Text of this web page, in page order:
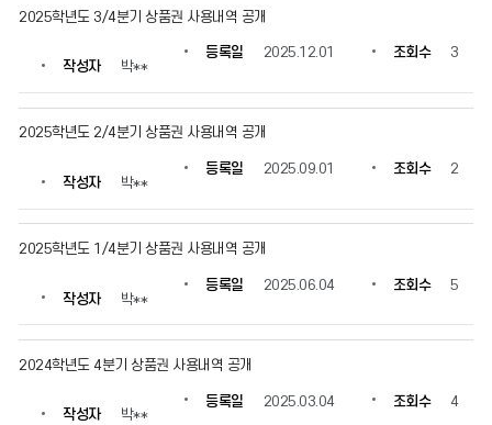
역
작
자,
조
회
2025학년도 3/4분기 상품권 사용내역 공개
작성자 박**
등록일 2025.12.01 조회수 3
2025학년도 2/4분기 상품권 사용내역 공개
작성자 박**
등록일 2025.09.01 조회수 2
2025학년도 1/4분기 상품권 사용내역 공개
작성자 박**
등록일 2025.06.04 조회수 5
2024학년도 4분기 상품권 사용내역 공개
작성자 박**
등록일 2025.03.04 조회수 4